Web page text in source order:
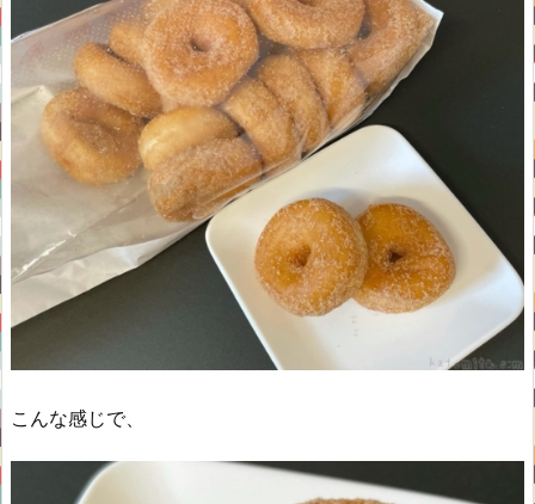
こんな感じで、